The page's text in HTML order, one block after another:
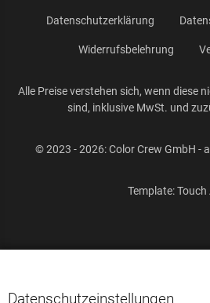
Datenschutzerklärung
Widerrufsbelehrung
Alle Preise verstehen sich, wenn diese
sind, inklusive MwSt. und
© 2023 - 2026: Color Crew GmbH -
Template:Touch
Datenschutzeinstellungen